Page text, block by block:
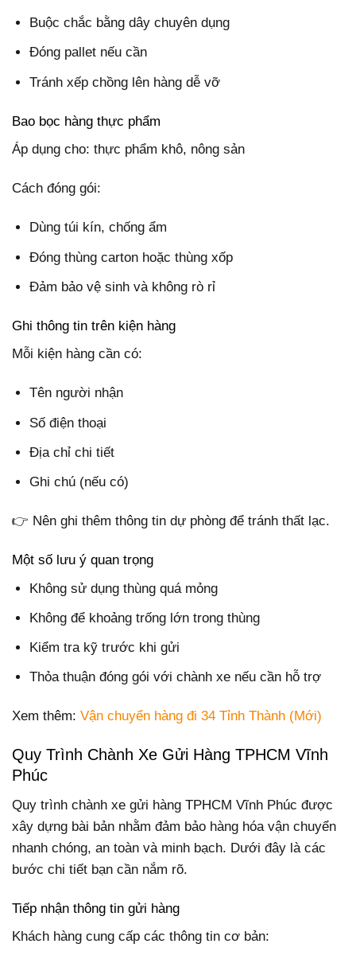
Buộc chắc bằng dây chuyên dụng
Đóng pallet nếu cần
Tránh xếp chồng lên hàng dễ vỡ
Bao bọc hàng thực phẩm
Áp dụng cho: thực phẩm khô, nông sản
Cách đóng gói:
Dùng túi kín, chống ẩm
Đóng thùng carton hoặc thùng xốp
Đảm bảo vệ sinh và không rò rỉ
Ghi thông tin trên kiện hàng
Mỗi kiện hàng cần có:
Tên người nhận
Số điện thoại
Địa chỉ chi tiết
Ghi chú (nếu có)
👉 Nên ghi thêm thông tin dự phòng để tránh thất lạc.
Một số lưu ý quan trọng
Không sử dụng thùng quá mỏng
Không để khoảng trống lớn trong thùng
Kiểm tra kỹ trước khi gửi
Thỏa thuận đóng gói với chành xe nếu cần hỗ trợ
Xem thêm: Vận chuyển hàng đi 34 Tỉnh Thành (Mới)
Quy Trình Chành Xe Gửi Hàng TPHCM Vĩnh
Phúc
Quy trình chành xe gửi hàng TPHCM Vĩnh Phúc được
xây dựng bài bản nhằm đảm bảo hàng hóa vận chuyển
nhanh chóng, an toàn và minh bạch. Dưới đây là các
bước chi tiết bạn cần nắm rõ.
Tiếp nhận thông tin gửi hàng
Khách hàng cung cấp các thông tin cơ bản: